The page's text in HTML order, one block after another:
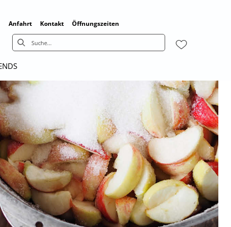
Anfahrt Kontakt Öffnungszeiten